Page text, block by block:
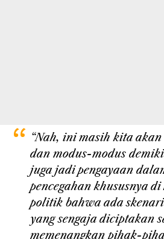
“Nah, ini masih kita
dan modus-modus
juga jadi pengayaan
pencegahan khususnya
politik bahwa ada
yang sengaja diciptakan
memenangkan pihak-